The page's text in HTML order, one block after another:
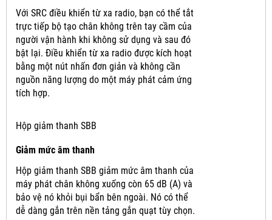
Với SRC điều khiển từ xa radio, bạn có thể tắt
trực tiếp bộ tạo chân không trên tay cầm của
người vận hành khi không sử dụng và sau đó
bật lại. Điều khiển từ xa radio được kích hoạt
bằng một nút nhấn đơn giản và không cần
nguồn năng lượng do một máy phát cảm ứng
tích hợp.
Hộp giảm thanh SBB
Giảm mức âm thanh
Hộp giảm thanh SBB giảm mức âm thanh của
máy phát chân không xuống còn 65 dB (A) và
bảo vệ nó khỏi bụi bẩn bên ngoài. Nó có thể
dễ dàng gắn trên nền tảng gắn quạt tùy chọn.